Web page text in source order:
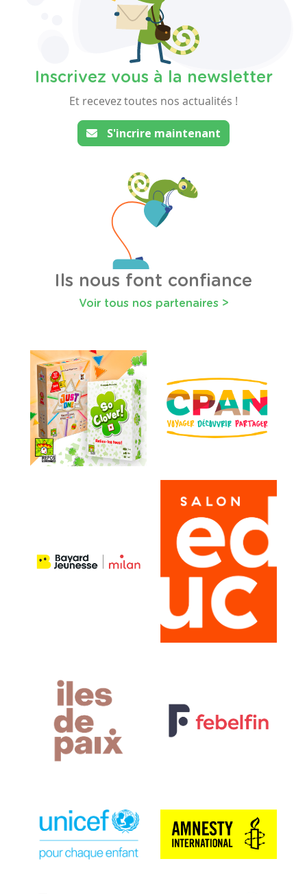
Inscrivez vous à la newsletter
Et recevez toutes nos actualités !
S'incrire maintenant
Ils nous font confiance
Voir tous nos partenaires >